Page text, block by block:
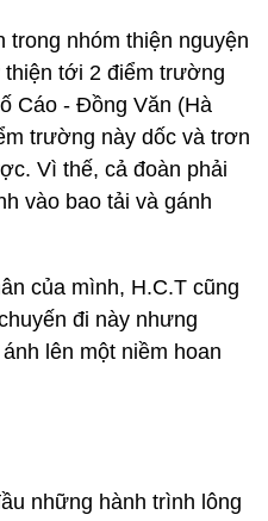
trong nhóm thiện nguyện
tới 2 điểm trường
Cáo - Đồng Văn (Hà
trường này dốc và trơn
Vì thế, cả đoàn phải
vào bao tải và gánh
của mình, H.C.T cũng
đi này nhưng
lên một niềm hoan
những hành trình lông